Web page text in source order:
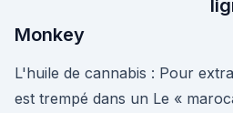
Monkey
L'huile de cannabis : Pour
est trempé dans un Le «